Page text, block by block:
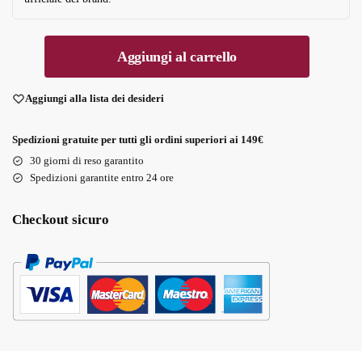
Aggiungi al carrello
Aggiungi alla lista dei desideri
Spedizioni gratuite per tutti gli ordini superiori ai 149€
30 giorni di reso garantito
Spedizioni garantite entro 24 ore
Checkout sicuro